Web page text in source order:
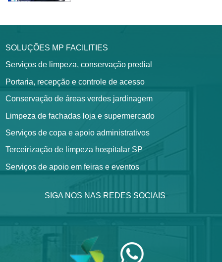
SOLUÇÕES MP FACILITIES
Serviços de limpeza, conservação predial
Portaria, recepção e controle de acesso
Conservação de áreas verdes jardinagem
Limpeza de fachadas loja e supermercado
Serviços de copa e apoio administrativos
Terceirização de limpeza hospitalar SP
Serviços de apoio em feiras e eventos
SIGA NOS NAS REDES SOCIAIS